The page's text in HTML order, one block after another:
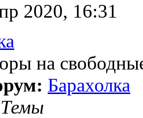
2020, 16:31
на
Барахолка
Темы